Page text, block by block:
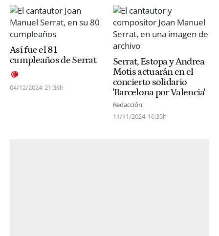
Así fue el 81
cumpleaños de Serrat
04/12/2024 21:36h
Serrat, Estopa y Andrea
Motis actuarán en el
concierto solidario
'Barcelona por Valencia'
Redacción
11/11/2024 16:35h